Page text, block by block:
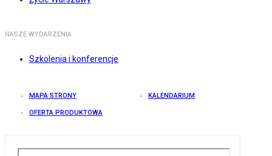
NASZE WYDARZENIA
Szkolenia i konferencje
MAPA STRONY KALENDARIUM
OFERTA PRODUKTOWA